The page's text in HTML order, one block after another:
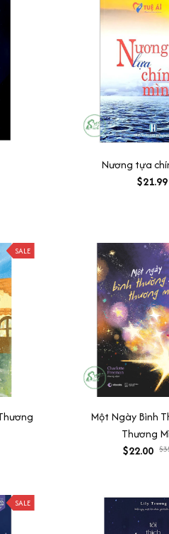
Nương tựa
$21.99
SALE
Một Ngày Bình
Thương
$22.00
SALE